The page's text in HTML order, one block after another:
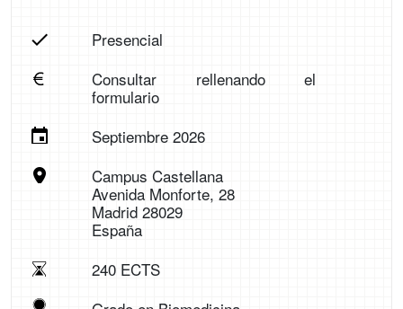
Presencial
Consultar rellenando el
formulario
Septiembre 2026
Campus Castellana
Avenida Monforte, 28
Madrid 28029
España
240 ECTS